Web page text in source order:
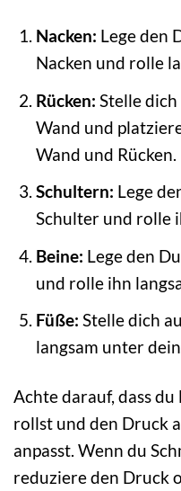
Nacken: Lege den
Nacken und rolle
Rücken: Stelle
Wand und
Wand und
Schultern: Lege
Schulter und rolle
Beine: Lege den
und rolle ihn
Füße: Stelle dich
langsam unter
Achte darauf, dass
rollst und den Druck
anpasst. Wenn du
reduziere den Druck